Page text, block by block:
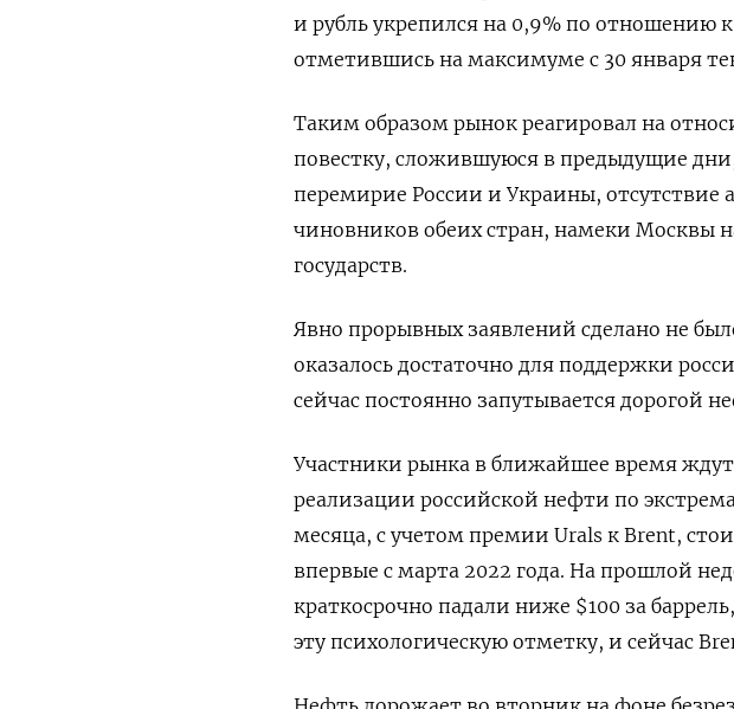
и рубль ‌укрепился на 0,9% по отношению
отметившись на максимуме с 30 января
Таким образом рынок реагировал на
повестку, сложившуюся в предыдущие
перемирие ‌России и Украины, отсутствие
чиновников обеих стран, намеки Москвы
государств.
Явно прорывных заявлений сделано не
оказалось достаточно для поддержки
сейчас ​постоянно запутывается дорогой
Участники рынка в ‌ближайшее время
реализации российской нефти по
месяца, с учетом ​премии Urals к Brent,
впервые с марта 2022 года. На прошлой
краткосрочно падали ниже $100 за
эту психологическую отметку, и сейчас